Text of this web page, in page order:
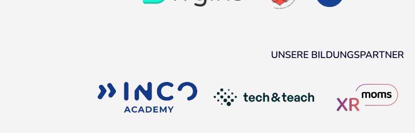
UNSERE BILDUNGSPARTNER